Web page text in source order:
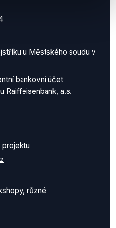
u Městského soudu v
bankovní účet
Raiffeisenbank, a.s.
projektu
různé